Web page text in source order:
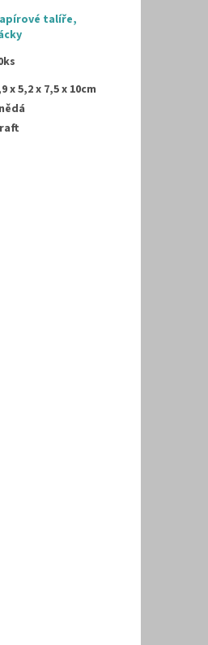
talíře,
x 5,2 x 7,5 x 10cm